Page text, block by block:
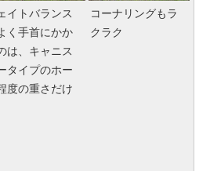
イトバランス
く手首にかか
は、キャニス
タイプのホー
度の重さだけ
コーナリングもラ
クラク